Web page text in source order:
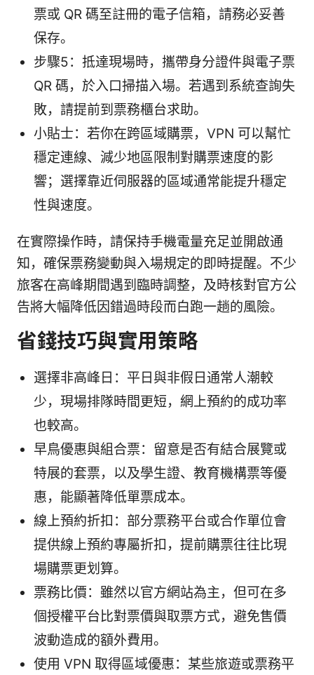
票或 QR 碼至註冊的電子信箱，請務必妥善
保存。
步驟5：抵達現場時，攜帶身分證件與電子票
QR 碼，於入口掃描入場。若遇到系統查詢失
敗，請提前到票務櫃台求助。
小貼士：若你在跨區域購票，VPN 可以幫忙
穩定連線、減少地區限制對購票速度的影
響；選擇靠近伺服器的區域通常能提升穩定
性與速度。
在實際操作時，請保持手機電量充足並開啟通
知，確保票務變動與入場規定的即時提醒。不少
旅客在高峰期間遇到臨時調整，及時核對官方公
告將大幅降低因錯過時段而白跑一趟的風險。
省錢技巧與實用策略
選擇非高峰日：平日與非假日通常人潮較
少，現場排隊時間更短，網上預約的成功率
也較高。
早鳥優惠與組合票：留意是否有結合展覽或
特展的套票，以及學生證、教育機構票等優
惠，能顯著降低單票成本。
線上預約折扣：部分票務平台或合作單位會
提供線上預約專屬折扣，提前購票往往比現
場購票更划算。
票務比價：雖然以官方網站為主，但可在多
個授權平台比對票價與取票方式，避免售價
波動造成的額外費用。
使用 VPN 取得區域優惠：某些旅遊或票務平